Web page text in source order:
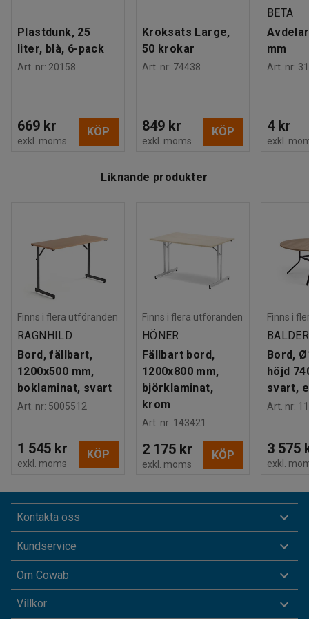
Plastdunk, 25
liter, blå, 6-pack
Art. nr: 20158
669 kr
exkl. moms
KÖP
Kroksats Large,
50 krokar
Art. nr: 74438
849 kr
exkl. moms
KÖP
BETA
mm
Art. nr:
4 kr
exkl.
Liknande produkter
Finns i flera utföranden
RAGNHILD
Bord, fällbart,
1200x500 mm,
boklaminat, svart
Art. nr: 5005512
1 545 kr
exkl. moms
KÖP
Finns i flera utföranden
HÖNER
Fällbart bord,
1200x800 mm,
björklaminat,
krom
Art. nr: 143421
2 175 kr
exkl. moms
KÖP
Finns i
BALDER
Bord,
höjd
svart,
Art. nr:
3 575
exkl.
Kontakta oss
Kundservice
Om Cowab
Villkor